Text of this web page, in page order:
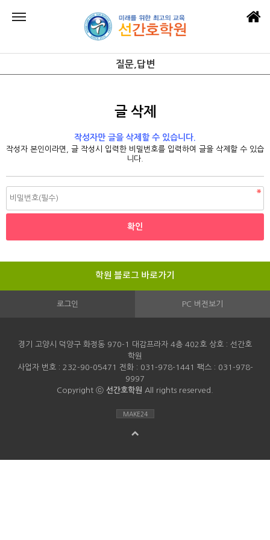
질문,답변
글 삭제
작성자만 글을 삭제할 수 있습니다.
작성자 본인이라면, 글 작성시 입력한 비밀번호를 입력하여 글을 삭제할 수 있습
니다.
학원 블로그 바로가기
로그인 PC 버전보기
경기 고양시 덕양구 화정동 970-1 대감프라자 4층 402호 상호 : 선간호
학원
사업자 번호 : 232-90-05471 전화 : 031-978-1441 팩스 : 031-978-
9997
Copyright ⓒ 선간호학원 All rights reserved.
MAKE24